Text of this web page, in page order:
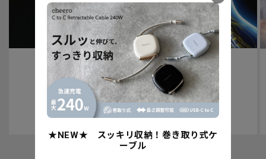
認知症予防への取り組みについて
★NEW★ スッキリ収納！巻き取り式ケ
ーブル